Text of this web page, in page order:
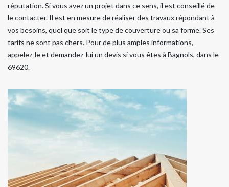
réputation. Si vous avez un projet dans ce sens, il est conseillé de
le contacter. Il est en mesure de réaliser des travaux répondant à
vos besoins, quel que soit le type de couverture ou sa forme. Ses
tarifs ne sont pas chers. Pour de plus amples informations,
appelez-le et demandez-lui un devis si vous êtes à Bagnols, dans le
69620.